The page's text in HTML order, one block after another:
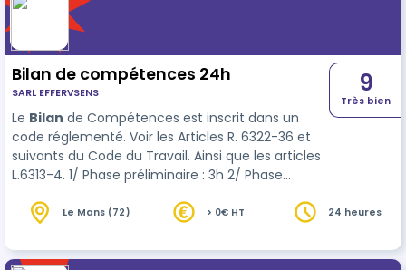
Bilan de compétences 24h
SARL EFFERVSENS
Le Bilan de Compétences est inscrit dans un
code réglementé. Voir les Articles R. 6322-36 et
suivants du Code du Travail. Ainsi que les articles
L.6313-4. 1/ Phase préliminaire : 3h 2/ Phase
suivi : 3h…
9
Très bien
Le Mans (72) > 0€ HT 24 heures